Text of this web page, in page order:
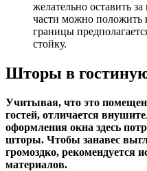
желательно оставить
части можно положить
границы
стойку.
Шторы в
Учитывая, что это
гостей, отличается
оформления окна здесь
шторы. Чтобы занавес
громоздко, рекомендуется
материалов.